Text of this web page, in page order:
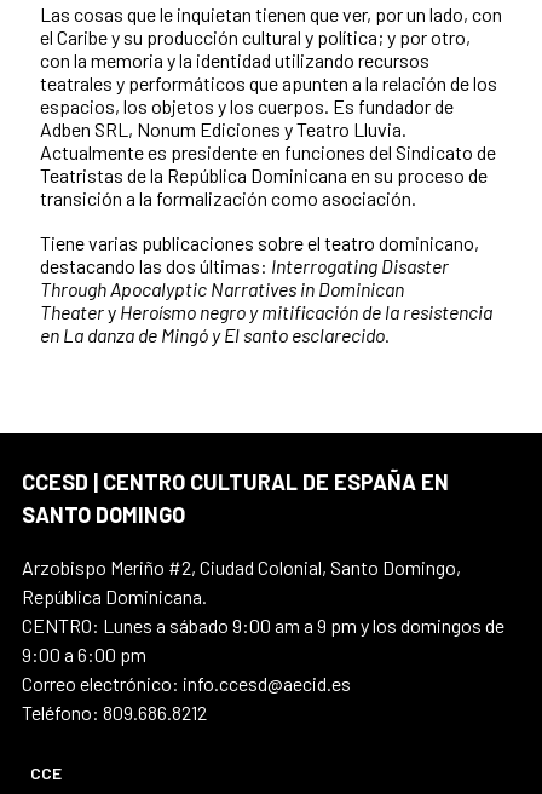
Las cosas que le inquietan tienen que ver, por un lado, con
el Caribe y su producción cultural y política; y por otro,
con la memoria y la identidad utilizando recursos
teatrales y performáticos que apunten a la relación de los
espacios, los objetos y los cuerpos. Es fundador de
Adben SRL, Nonum Ediciones y Teatro Lluvia.
Actualmente es presidente en funciones del Sindicato de
Teatristas de la República Dominicana en su proceso de
transición a la formalización como asociación.
Tiene varias publicaciones sobre el teatro dominicano,
destacando las dos últimas: Interrogating Disaster
Through Apocalyptic Narratives in Dominican
Theatery Heroísmo negro y mitificación de la resistencia
en La danza de Mingó y El santo esclarecido
CCESD | CENTRO CULTURAL DE ESPAÑA EN
SANTO DOMINGO
Arzobispo Meriño #2, Ciudad Colonial, Santo Domingo,
República Dominicana.
CENTRO: Lunes a sábado 9:00 am a 9 pm y los domingos de
9:00 a 6:00 pm
Correo electrónico: info.ccesd@aecid.es
Teléfono: 809.686.8212
CCE